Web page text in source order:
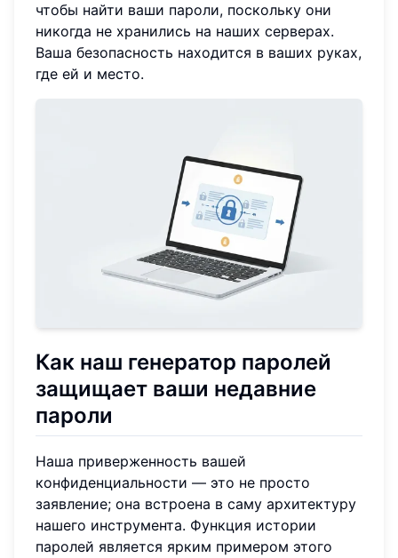
чтобы найти ваши пароли, поскольку они
никогда не хранились на наших серверах.
Ваша безопасность находится в ваших руках,
где ей и место.
Как наш генератор паролей
защищает ваши недавние
пароли
Наша приверженность вашей
конфиденциальности — это не просто
заявление; она встроена в саму архитектуру
нашего инструмента. Функция истории
паролей является ярким примером этого